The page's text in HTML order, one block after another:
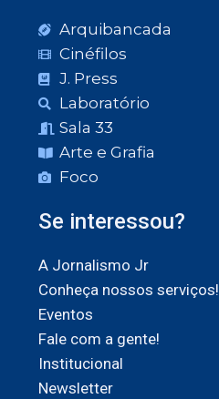
Arquibancada
Cinéfilos
J. Press
Laboratório
Sala 33
Arte e Grafia
Foco
Se interessou?
A Jornalismo Jr
Conheça nossos serviços!
Eventos
Fale com a gente!
Institucional
Newsletter